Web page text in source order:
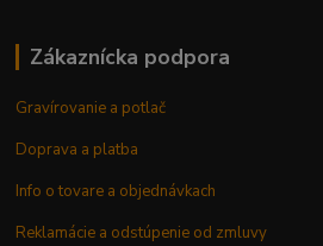
Zákaznícka podpora
Gravírovanie a potlač
Doprava a platba
Info o tovare a objednávkach
Reklamácie a odstúpenie od zmluvy